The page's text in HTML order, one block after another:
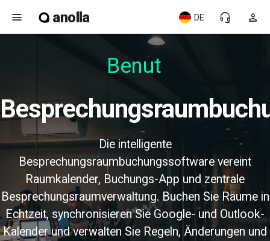
menu anolla person
headset_mic
DE
Benutz
Die intelligente
Besprechungsraumbuchungssoftware vereint
Raumkalender, Buchungs-App und zentrale
Besprechungsraumverwaltung. Buchen Sie Räume in
Echtzeit, synchronisieren Sie Google- und Outlook-
Kalender und verwalten Sie Regeln, Änderungen und